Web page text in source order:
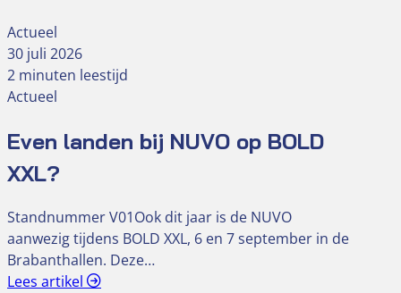
Actueel
30 juli 2026
2 minuten leestijd
Actueel
Even landen bij NUVO op BOLD
XXL?
Standnummer V01Ook dit jaar is de NUVO
aanwezig tijdens BOLD XXL, 6 en 7 september in de
Brabanthallen. Deze…
Lees artikel